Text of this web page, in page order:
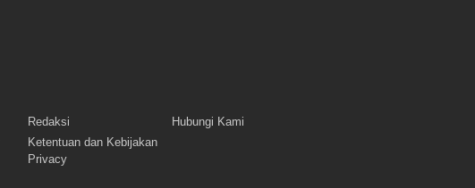
Redaksi
Hubungi Kami
Ketentuan dan Kebijakan
Privacy